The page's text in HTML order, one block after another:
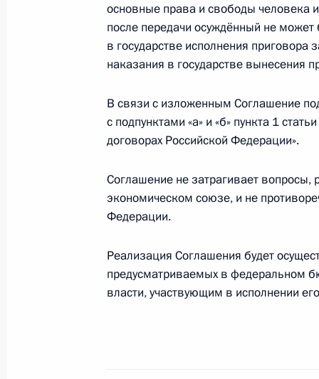
В Госдуму на ратификацию внесён
2 октября 2015 года, 12:00
В Госдуму на ратификацию
о передаче лиц, осуждённых к
2 октября 2015 года, 10:00
30 сентября 2015 года, среда
30 сентября 2015 года, 22:00
основные права и свободы человека
после передачи осуждённый не может
в государстве исполнения
наказания в государстве вынесения
В связи с изложенным Соглашение
с подпунктами «а» и «б» пункта 1
договорах Российской Федерации».
Соглашение не затрагивает
экономическом союзе, и не
Федерации.
Реализация Соглашения будет
предусматриваемых в федеральном
власти, участвующим в исполнении